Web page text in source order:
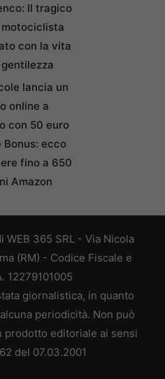
Il tragico
con la vita
lancia un
online a
con 50 euro
Bonus: ecco
fino a 650
Amazon
365 SRL - Via Nicola
(RM) - Codice Fiscale e
12279101005
giornalistica, in quanto
periodicità. Non può
editoriale ai sensi
del 07.03.2001